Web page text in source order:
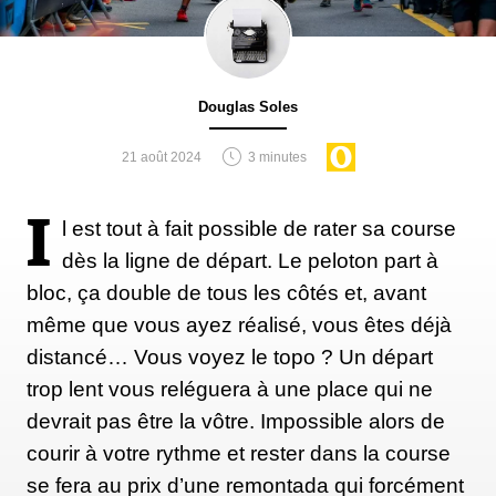
On combat ses faiblesses
Mes asymétries sont un vrai boulet que je traîne, et
je n’en serais pas là si je n’avais pas surfé toutes ces
une des raisons qui m’a poussé à me mettre au SUP,
afin de renforcer mon côté le plus faible. Ne fuyez
pas les activités dans lesquelles vous êtes mauvais,
au contraire : focalisez-vous sur la mobilité si vous
manquez de motricité, incorporez des moments
d’endurance si vous avez un penchant naturel pour
le sprint. Cette règle s’applique aussi aux méthodes
de méditation en pleine conscience et à votre
Douglas Soles
21 août 2024 3 minutes
I l est tout à fait possible de rater sa course
dès la ligne de départ. Le peloton part à
bloc, ça double de tous les côtés et, avant
même que vous ayez réalisé, vous êtes déjà
distancé… Vous voyez le topo ? Un départ
trop lent vous reléguera à une place qui ne
devrait pas être la vôtre. Impossible alors de
courir à votre rythme et rester dans la course
se fera au prix d’une remontada qui forcément